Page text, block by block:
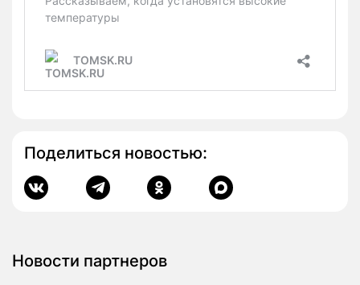
Поделиться новостью:
Новости партнеров